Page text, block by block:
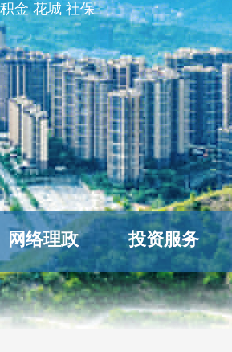
金 花城 社保
网络理政 投资服务